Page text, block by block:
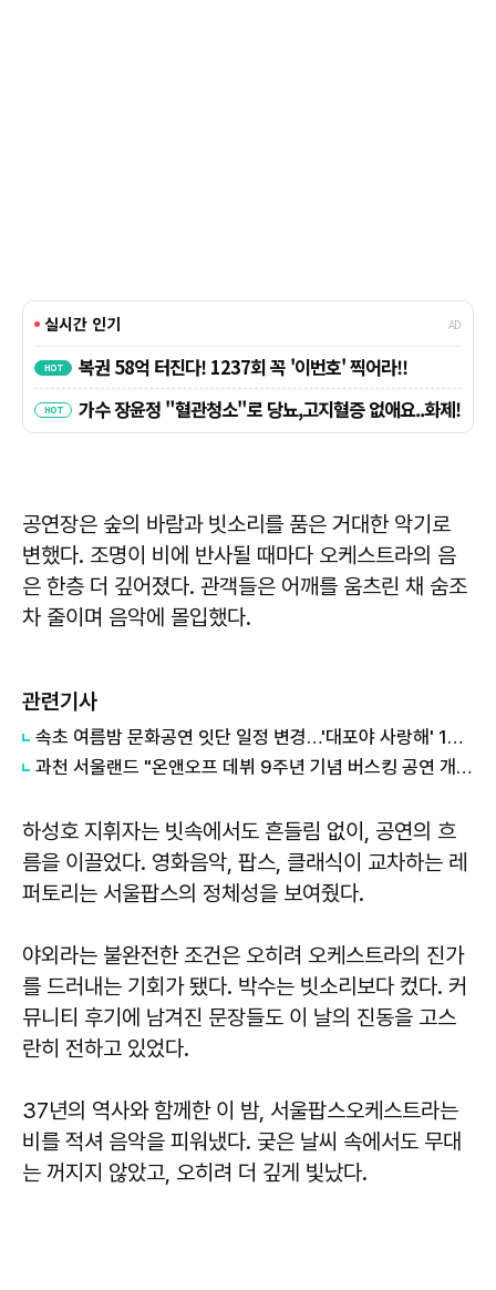
공연장은 숲의 바람과 빗소리를 품은 거대한 악기로
변했다. 조명이 비에 반사될 때마다 오케스트라의 음
은 한층 더 깊어졌다. 관객들은 어깨를 움츠린 채 숨조
차 줄이며 음악에 몰입했다.
관련기사
속초 여름밤 문화공연 잇단 일정 변경…'대포야 사랑해' 16일로 연기
과천 서울랜드 "온앤오프 데뷔 9주년 기념 버스킹 공연 개최"
하성호 지휘자는 빗속에서도 흔들림 없이, 공연의 흐
름을 이끌었다. 영화음악, 팝스, 클래식이 교차하는 레
퍼토리는 서울팝스의 정체성을 보여줬다.
야외라는 불완전한 조건은 오히려 오케스트라의 진가
를 드러내는 기회가 됐다. 박수는 빗소리보다 컸다. 커
뮤니티 후기에 남겨진 문장들도 이 날의 진동을 고스
란히 전하고 있었다.
37년의 역사와 함께한 이 밤, 서울팝스오케스트라는
비를 적셔 음악을 피워냈다. 궂은 날씨 속에서도 무대
는 꺼지지 않았고, 오히려 더 깊게 빛났다.